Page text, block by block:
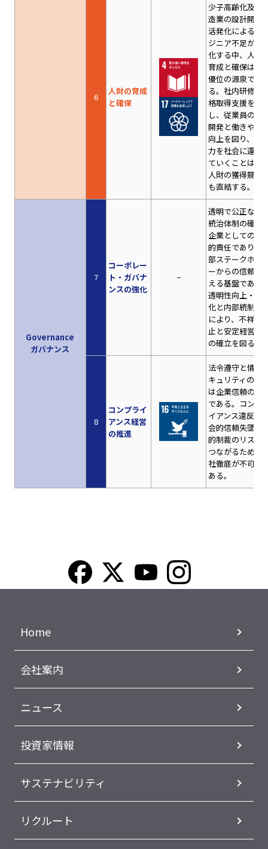
6
人財の育成
と確保
少子高齢化及び
造業の設計開発
活発化によるエ
ジニア不足が深
化する中、人財
育成と確保は競
優位の源泉であ
る。社内研修・
格取得支援を充
し、従業員の能
開発と働きやす
向上を図り、技
力を社会に還元
ていくことは優
人財の獲得競争
も直結する。
Governance
ガバナンス
7
コーポレー
ト・ガバナ
ンスの強化
−
透明で公正な企
統治体制の確立
企業としての社
的責任であり、
部ステークホル
ーからの信頼を
える基盤である
透明性向上・迅
化と内部統制強
により、不祥事
止と安定経営基
の確立を図る。
8
コンプライ
アンス経営
の推進
法令遵守と情報
キュリティの徹
は企業信頼の基
である。コンプ
イアンス違反は
会的信頼失墜や
的制裁のリスク
つながるため、
社徹底が不可欠
ある。
Home
会社案内
ニュース
投資家情報
サステナビリティ
リクルート